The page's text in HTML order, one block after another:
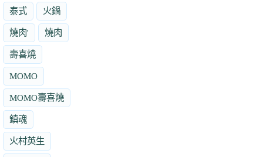
泰式 火鍋
燒肉' 燒肉
壽喜燒
MOMO
MOMO壽喜燒
鎮魂
火村英生